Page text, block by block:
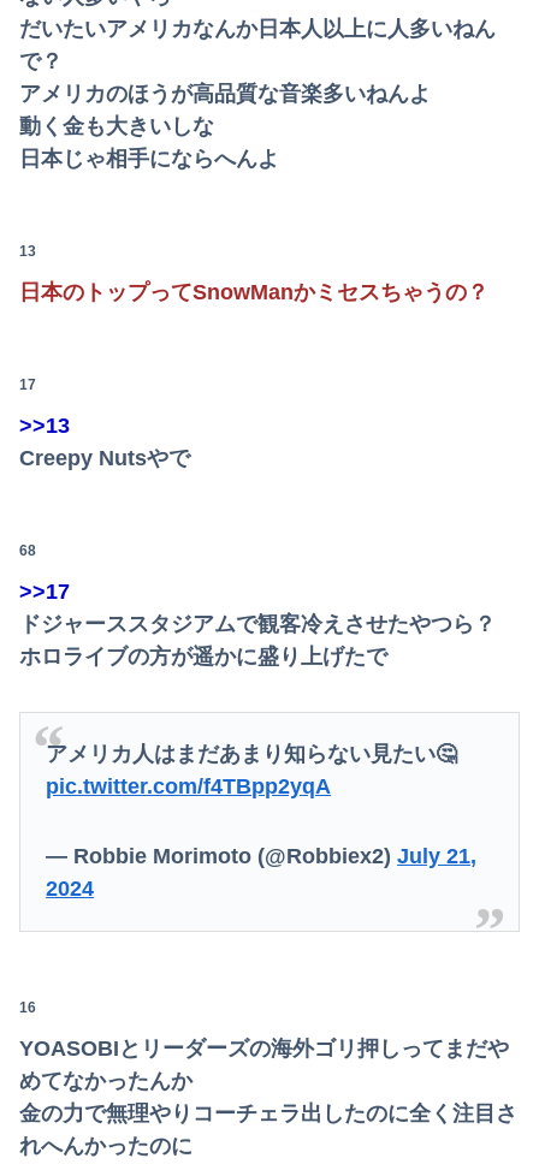
【悲報】みい山作者さん、あらゆる過去を消しまくる
だいたいアメリカなんか日本人以上に人多いねん
で？
アメリカのほうが高品質な音楽多いねんよ
動く金も大きいしな
日本じゃ相手にならへんよ
13
日本のトップってSnowManかミセスちゃうの？
17
>>13
Creepy Nutsやで
68
>>17
ドジャーススタジアムで観客冷えさせたやつら？
ホロライブの方が遥かに盛り上げたで
アメリカ人はまだあまり知らない見たい🤔
pic.twitter.com/f4TBpp2yqA
— Robbie Morimoto (@Robbiex2)July 21,
2024
16
YOASOBIとリーダーズの海外ゴリ押しってまだや
めてなかったんか
金の力で無理やりコーチェラ出したのに全く注目さ
れへんかったのに